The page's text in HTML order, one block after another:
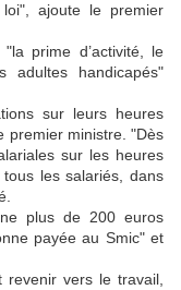
ajoute le premier
prime d’activité, le
adultes handicapés"
sur leurs heures
premier ministre. "Dès
sur les heures
les salariés, dans
plus de 200 euros
payée au Smic" et
vers le travail,